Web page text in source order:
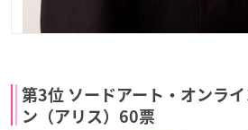
第3位 ソードアート・オンラ
ン（アリス）60票